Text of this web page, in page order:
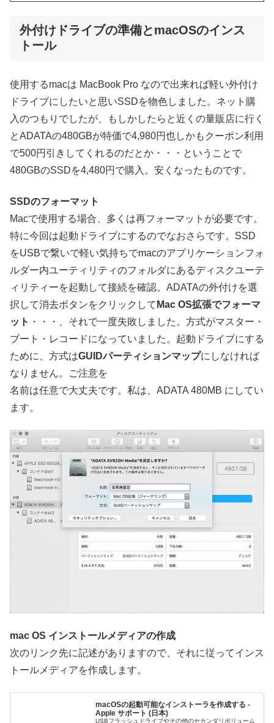
外付けドライブの準備とmacOSのインス
トール
使用するmacは MacBook Pro なので出来れば軽い外付け
ドライブにしたいと思いSSDを物色しました。ネット購
入のつもりでしたが、もしかしたらと近くの量販店に行く
とADATAの480GBが特価で4,980円也しかもクーポン利用
で500円引きしてくれるのだとか・・・ということで
480GBのSSDを4,480円で購入。安くなったものです。
SSDのフォーマット
Macで使用する場合、多くは再フォーマットが必要です。
特に今回は起動ドライブにするのでなおさらです。SSD
をUSBで繋いで軽い気持ちでmacのアプリケーションフォ
ルダー内ユーティリティのフォルダにあるディスクユーテ
ィリティーを起動して接続を確認。ADATAの外付けを選
択して消去ボタンをクリックして Mac OS拡張でフォーマ
ット ・・・、それで一度失敗しました。方式がマスター・
ブート・レコードになっていました。起動ドライブにする
ために、方式はGUIDパーティションマップにしなければ
なりません。ご注意を
名前は任意で大丈夫です。私は、ADATA 480MB にしてい
ます。
mac OS インストールメディアの作成
次のリンク先に記述がありますので、それに従ってインス
トールメディアを作成します。
macOSの起動可能なインストーラを作成する -
Apple サポート (日本)
USBフラッシュドライブやその他のセカンダリボリューム